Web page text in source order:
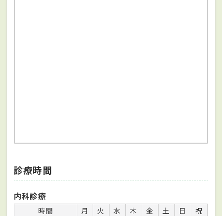
診療時間
内科診療
時間 月 火 水 木 金 土 日
祝